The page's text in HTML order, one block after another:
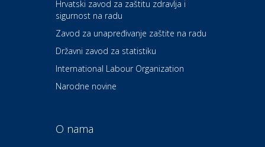
Povoljnosti
Dental Sudar
Dom i dizajn
Euro-vrt – kosilice, motorne
Odmor
Hrvatski zavod za zaštitu zdravlja i
sigurnost na radu
Zavod za unapređivanje zaštite na radu
Državni zavod za statistiku
International Labour Organization
Narodne novine
O nama